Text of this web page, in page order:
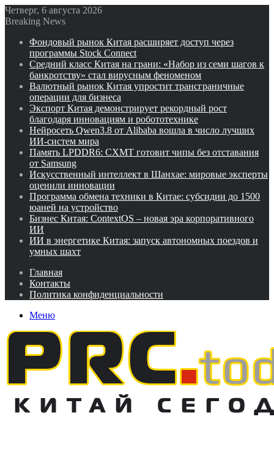
Четверг, 6 августа 2026
Breaking News
Фондовый рынок Китая расширяет доступ через
программы Stock Connect
Средний класс Китая на грани: «Набор из семи шагов к
банкротству» стал вирусным феноменом
Валютный рынок Китая упростит трансграничные
операции для бизнеса
Экспорт Китая демонстрирует рекордный рост
благодаря инновациям и робототехнике
Нейросеть Qwen3.8 от Alibaba вошла в число лучших
ИИ-систем мира
Память LPDDR6: CXMT готовит чипы без отставания
от Samsung
Искусственный интеллект в Шанхае: мировые эксперты
оценили инновации
Программа обмена техники в Китае: субсидии до 1500
юаней на устройство
Бизнес Китая: ContextOS – новая эра корпоративного
ИИ
ИИ в энергетике Китая: запуск автономных поездов и
умных шахт
Главная
Контакты
Политика конфиденциальности
Меню